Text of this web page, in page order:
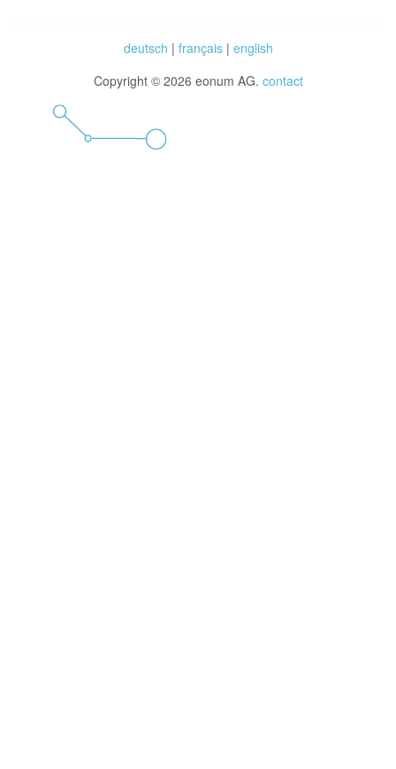
deutsch | français| english
Copyright © 2026 eonum AG. contact